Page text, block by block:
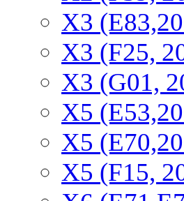
X3
X3 (F25,
X3 (G01,
X5
X5
X5 (F15,